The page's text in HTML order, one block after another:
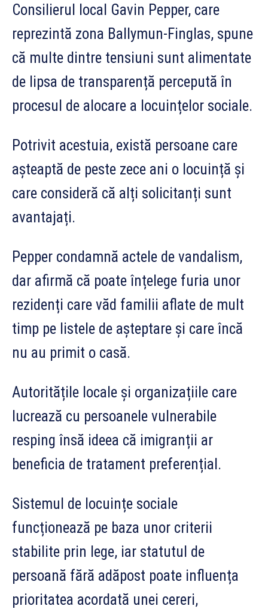
Consilierul local Gavin Pepper, care
reprezintă zona Ballymun-Finglas, spune
că multe dintre tensiuni sunt alimentate
de lipsa de transparență percepută în
procesul de alocare a locuințelor sociale.
Potrivit acestuia, există persoane care
așteaptă de peste zece ani o locuință și
care consideră că alți solicitanți sunt
avantajați.
Pepper condamnă actele de vandalism,
dar afirmă că poate înțelege furia unor
rezidenți care văd familii aflate de mult
timp pe listele de așteptare și care încă
nu au primit o casă.
Autoritățile locale și organizațiile care
lucrează cu persoanele vulnerabile
resping însă ideea că imigranții ar
beneficia de tratament preferențial.
Sistemul de locuințe sociale
funcționează pe baza unor criterii
stabilite prin lege, iar statutul de
persoană fără adăpost poate influența
prioritatea acordată unei cereri,